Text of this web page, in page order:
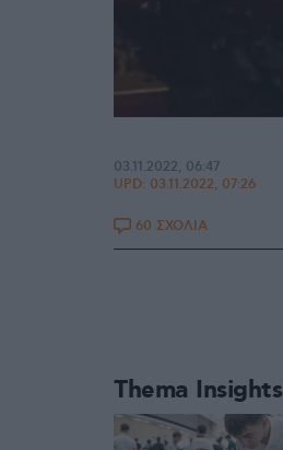
03.11.2022, 06:47
UPD: 03.11.2022, 07:26
60 ΣΧΟΛΙΑ
Thema Insights